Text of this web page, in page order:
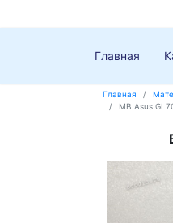
Главная
Главная
MB Asus